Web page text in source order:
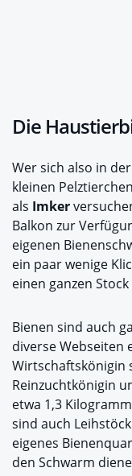
Die
Wer sich also in
kleinen
als Imker
Balkon zur
eigenen
ein paar wenige
einen ganzen
Bienen sind auch
diverse Webseiten
Wirtschaftskönigin
Reinzuchtkönigin
etwa 1,3
sind auch
eigenes
den Schwarm